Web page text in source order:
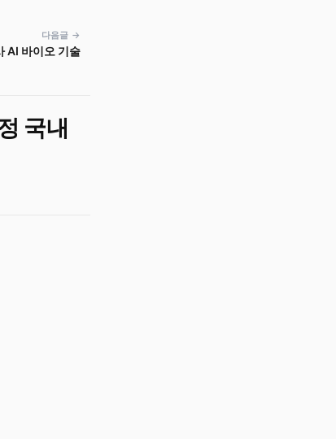
다음글 →
AI 바이오 기술
국내